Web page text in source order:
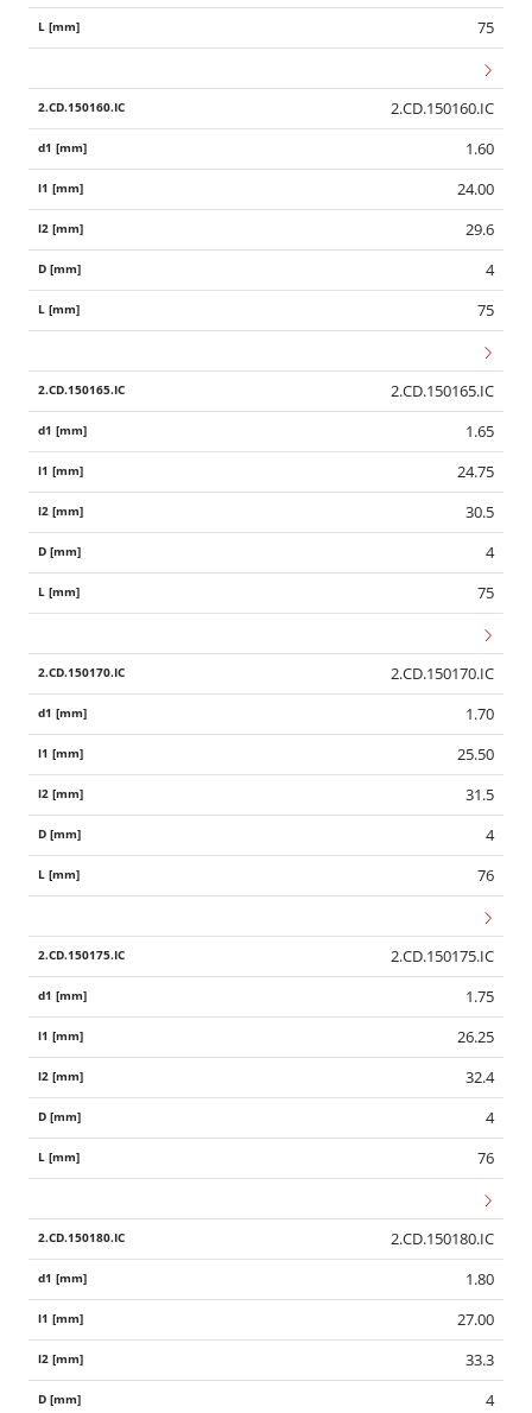
75
2.CD.150160.IC
1.60
24.00
29.6
4
75
2.CD.150165.IC
1.65
24.75
30.5
4
75
2.CD.150170.IC
1.70
25.50
31.5
4
76
2.CD.150175.IC
1.75
26.25
32.4
4
76
2.CD.150180.IC
1.80
27.00
33.3
4